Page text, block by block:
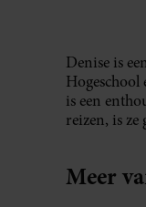
Denise is
is een
reizen, is
Meer